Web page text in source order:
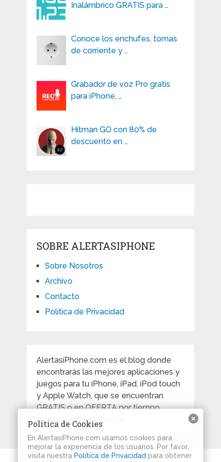
Inalámbrico GRATIS para …
Conoce los enchufes, tomas
de corriente y …
Grabador de voz Pro gratis
para iPhone, …
Hitman GO con 80% de
descuento en …
SOBRE ALERTASIPHONE
Sobre Nosotros
Archivo
Contacto
Política de Privacidad
AlertasiPhone.com es el blog donde
encontrarás las mejores aplicaciones y
juegos para tu iPhone, iPad, iPod touch
y Apple Watch, que se encuentran
GRATIS o en OFERTA por tiempo
limitado en la App Store.
Política de Cookies
En AlertasiPhone.com usamos cookies para
mejorar la experiencia de los usuarios. Por favor,
visita nuestra Política de Privacidad para obtener